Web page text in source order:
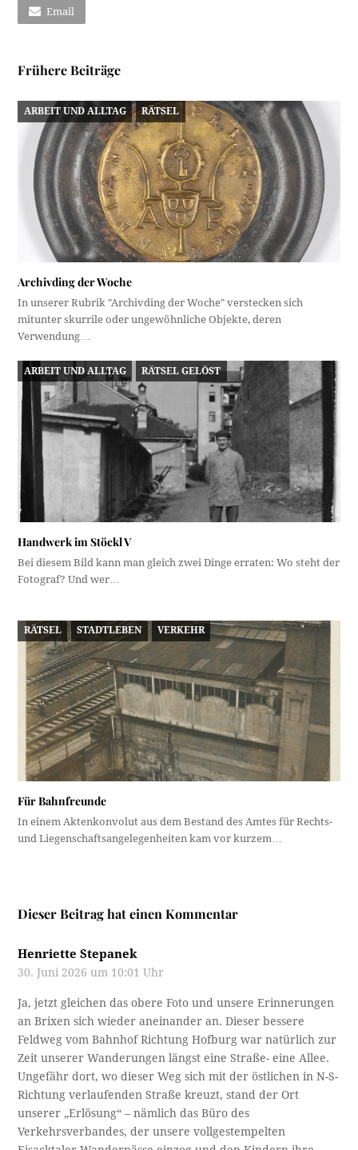
Email
Frühere Beiträge
ARBEIT UND ALLTAG RÄTSEL
Archivding der Woche
In unserer Rubrik "Archivding der Woche" verstecken sich
mitunter skurrile oder ungewöhnliche Objekte, deren
Verwendung…
ARBEIT UND ALLTAG RÄTSEL GELÖST
Handwerk im Stöckl V
Bei diesem Bild kann man gleich zwei Dinge erraten: Wo steht der
Fotograf? Und wer…
RÄTSEL STADTLEBEN VERKEHR
Für Bahnfreunde
In einem Aktenkonvolut aus dem Bestand des Amtes für Rechts-
und Liegenschaftsangelegenheiten kam vor kurzem…
Dieser Beitrag hat einen Kommentar
Henriette Stepanek
30. Juni 2026 um 10:01 Uhr
Ja, jetzt gleichen das obere Foto und unsere Erinnerungen
an Brixen sich wieder aneinander an. Dieser bessere
Feldweg vom Bahnhof Richtung Hofburg war natürlich zur
Zeit unserer Wanderungen längst eine Straße- eine Allee.
Ungefähr dort, wo dieser Weg sich mit der östlichen in N-S-
Richtung verlaufenden Straße kreuzt, stand der Ort
unserer „Erlösung“ – nämlich das Büro des
Verkehrsverbandes, der unsere vollgestempelten